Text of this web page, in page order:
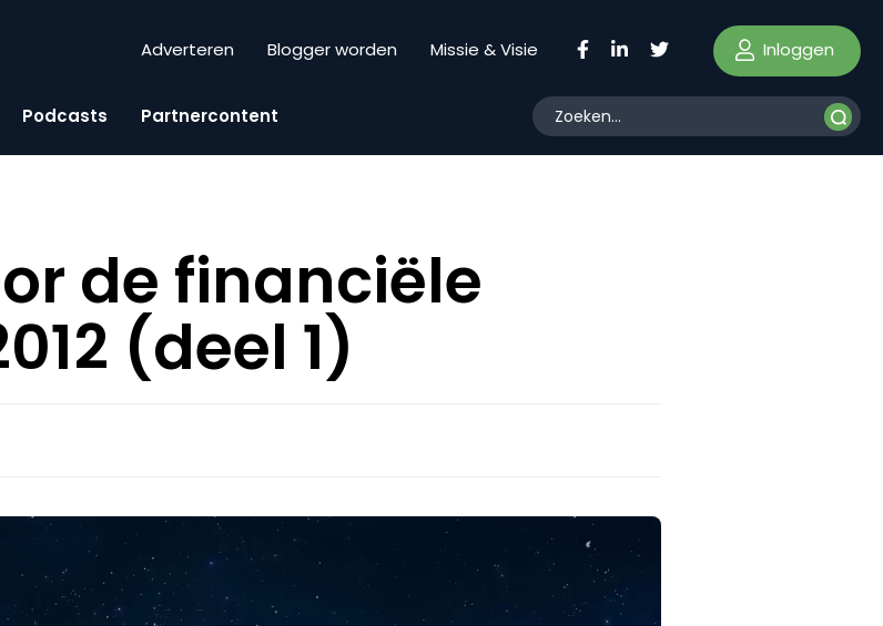
Adverteren Blogger worden Missie & Visie Inloggen
Podcasts Partnercontent
de financiële
(deel 1)